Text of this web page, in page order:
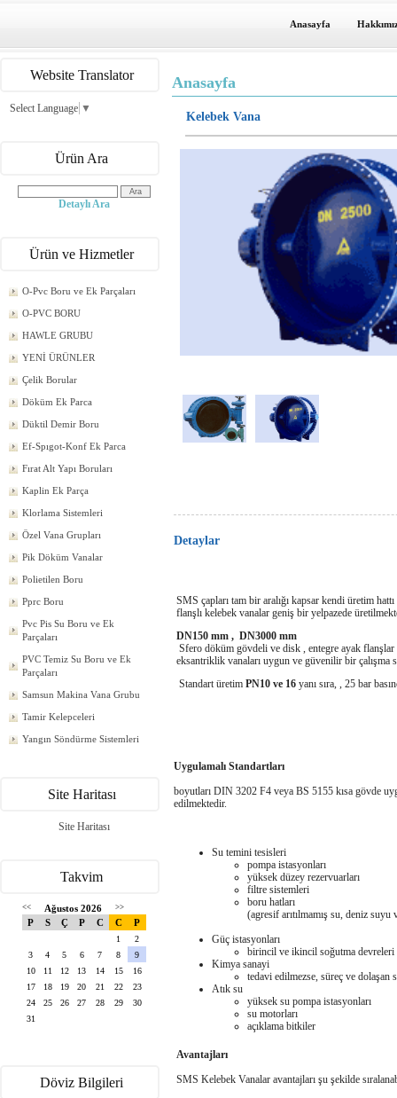
Anasayfa
Website Translator
Select Language ▼
Ürün Ara
Detaylı Ara
Ürün ve Hizmetler
O-Pvc Boru ve Ek Parçaları
O-PVC BORU
HAWLE GRUBU
YENİ ÜRÜNLER
Çelik Borular
Döküm Ek Parca
Düktil Demir Boru
Ef-Spıgot-Konf Ek Parca
Fırat Alt Yapı Boruları
Kaplin Ek Parça
Klorlama Sistemleri
Özel Vana Grupları
Pik Döküm Vanalar
Polietilen Boru
Pprc Boru
Pvc Pis Su Boru ve Ek
Parçaları
PVC Temiz Su Boru ve Ek
Parçaları
Samsun Makina Vana Grubu
Tamir Kelepceleri
Yangın Söndürme Sistemleri
Site Haritası
Site Haritası
Takvim
<< Ağustos 2026 >>
P S Ç P C C P
1
2
3
4 5 6 7 8
9
10
11 12 13 14 15
16
17
18 19 20 21 22
23
24
25 26 27 28 29
30
31
Döviz Bilgileri
Anasayfa
Kelebek Vana
Detaylar
SMS çapları tam bir aralığı kapsar kendi üretim
flanşlı kelebek vanalar geniş bir yelpazede
DN150 mm , DN3000 mm
Sfero döküm gövdeli ve disk , entegre ayak
eksantriklik vanaları uygun ve güvenilir bir çalışma
Standart üretim PN10 ve 16 yanı sıra, , 25 bar
Uygulamalı Standartları
boyutları DIN 3202 F4 veya BS 5155 kısa gövde
edilmektedir.
Su temini tesisleri
pompa istasyonları
yüksek düzey rezervuarları
filtre sistemleri
boru hatları
(agresif arıtılmamış su, deniz
Güç istasyonları
birincil ve ikincil soğutma devreleri
Kimya sanayi
tedavi edilmezse, süreç ve
Atık su
yüksek su pompa istasyonları
su motorları
açıklama bitkiler
Avantajları
SMS Kelebek Vanalar avantajları şu şekilde